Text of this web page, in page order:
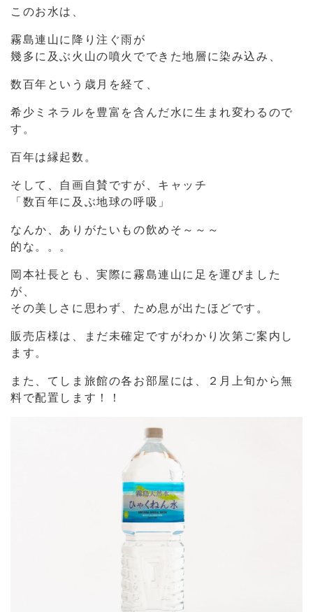
このお水は、
霧島連山に降り注ぐ雨が
幾多に及ぶ火山の噴火でできた地層に染み込み、
数百年という歳月を経て、
希少ミネラルを豊富を含んだ水に生まれ変わるので
す。
百年は縁起数。
そして、自画自賛ですが、キャッチ
「数百年に及ぶ地球の呼吸」
なんか、ありがたいもの飲めそ～～～
的な。。。
岡本社長とも、実際に霧島連山に足を運びました
が、
その美しさに思わず、ため息が出たほどです。
販売店様は、まだ未確定ですがわかり次第ご案内し
ます。
また、てしま旅館の各お部屋には、２月上旬から無
料で配置します！！